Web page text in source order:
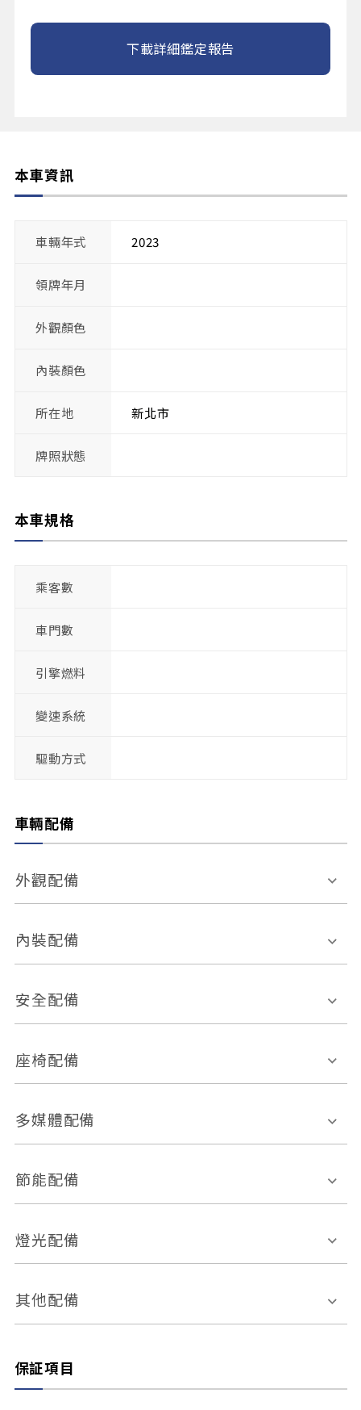
下載詳細鑑定報告
本車資訊
車輛年式 2023
領牌年月
外觀顏色
內裝顏色
所在地 新北市
牌照狀態
本車規格
乘客數
車門數
引擎燃料
變速系統
驅動方式
車輛配備
外觀配備
電動天窗
後視鏡方向指示燈
內裝配備
多功能方向盤
恆溫空調
安全配備
前座正面氣囊
ABS防鎖死
車道偏離警示
自動停車系統 盲點偵測系統
倒車雷達
座椅配備
皮椅
無
有
多媒體配備
外部音源接入
節能配備
引擎啟閉系統
燈光配備
感應頭燈
頭燈光源
其他配備
保証項目